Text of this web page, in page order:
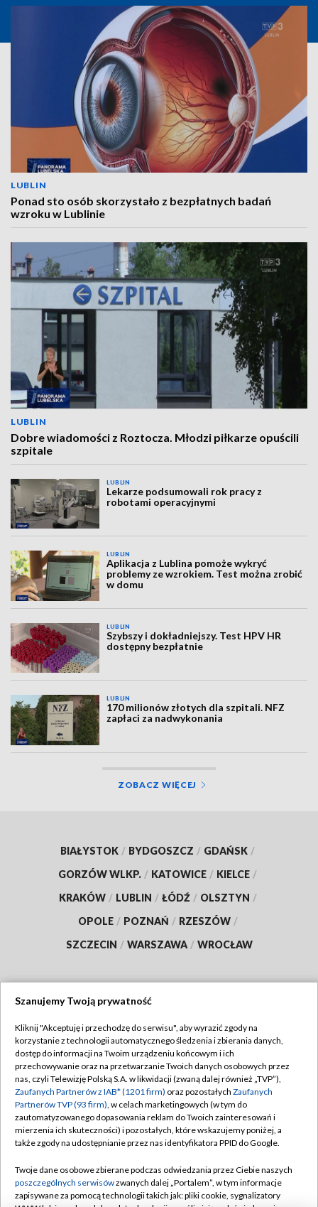
LUBLIN
Ponad sto osób skorzystało z bezpłatnych badań
wzroku w Lublinie
LUBLIN
Dobre wiadomości z Roztocza. Młodzi piłkarze opuścili
szpitale
LUBLIN
Lekarze podsumowali rok pracy z
robotami operacyjnymi
LUBLIN
Aplikacja z Lublina pomoże wykryć
problemy ze wzrokiem. Test można zrobić
w domu
LUBLIN
Szybszy i dokładniejszy. Test HPV HR
dostępny bezpłatnie
LUBLIN
170 milionów złotych dla szpitali. NFZ
zapłaci za nadwykonania
ZOBACZ WIĘCEJ
BIAŁYSTOK / BYDGOSZCZ / GDAŃSK /
GORZÓW WLKP. / KATOWICE / KIELCE /
KRAKÓW / LUBLIN / ŁÓDŹ / OLSZTYN /
OPOLE / POZNAŃ / RZESZÓW /
SZCZECIN / WARSZAWA / WROCŁAW
TVP
Abonament TVP
Emisja w TVP
Centrum informacji TVP
Naziemna Telewizja Cyfrowa
Rada Programowa
System NOS
Regulamin TVP
Polityka prywatności
Moje zgody
Pomoc
Kontakt
Szanujemy Twoją prywatność
Kliknij "Akceptuję i przechodzę do serwisu", aby wyrazić zgody na
korzystanie z technologii automatycznego śledzenia i zbierania danych,
dostęp do informacji na Twoim urządzeniu końcowym i ich
przechowywanie oraz na przetwarzanie Twoich danych osobowych przez
nas, czyli Telewizję Polską S.A. w likwidacji (zwaną dalej również „TVP”),
Zaufanych Partnerów z IAB* (1201 firm) oraz pozostałych Zaufanych
Partnerów TVP (93 firm), w celach marketingowych (w tym do
zautomatyzowanego dopasowania reklam do Twoich zainteresowań i
mierzenia ich skuteczności) i pozostałych, które wskazujemy poniżej, a
także zgody na udostępnianie przez nas identyfikatora PPID do Google.
Twoje dane osobowe zbierane podczas odwiedzania przez Ciebie naszych
poszczególnych serwisówzwanych dalej „Portalem”, w tym informacje
zapisywane za pomocą technologii takich jak: pliki cookie, sygnalizatory